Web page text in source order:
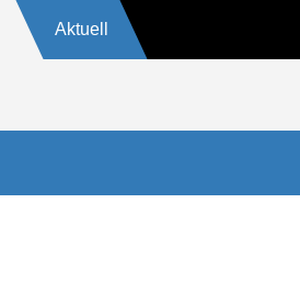
Aktuell